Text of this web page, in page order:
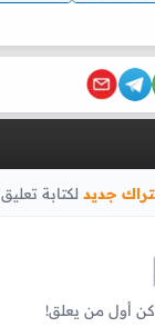
جديد لكتابة تعليق
كن أول من يعلق!